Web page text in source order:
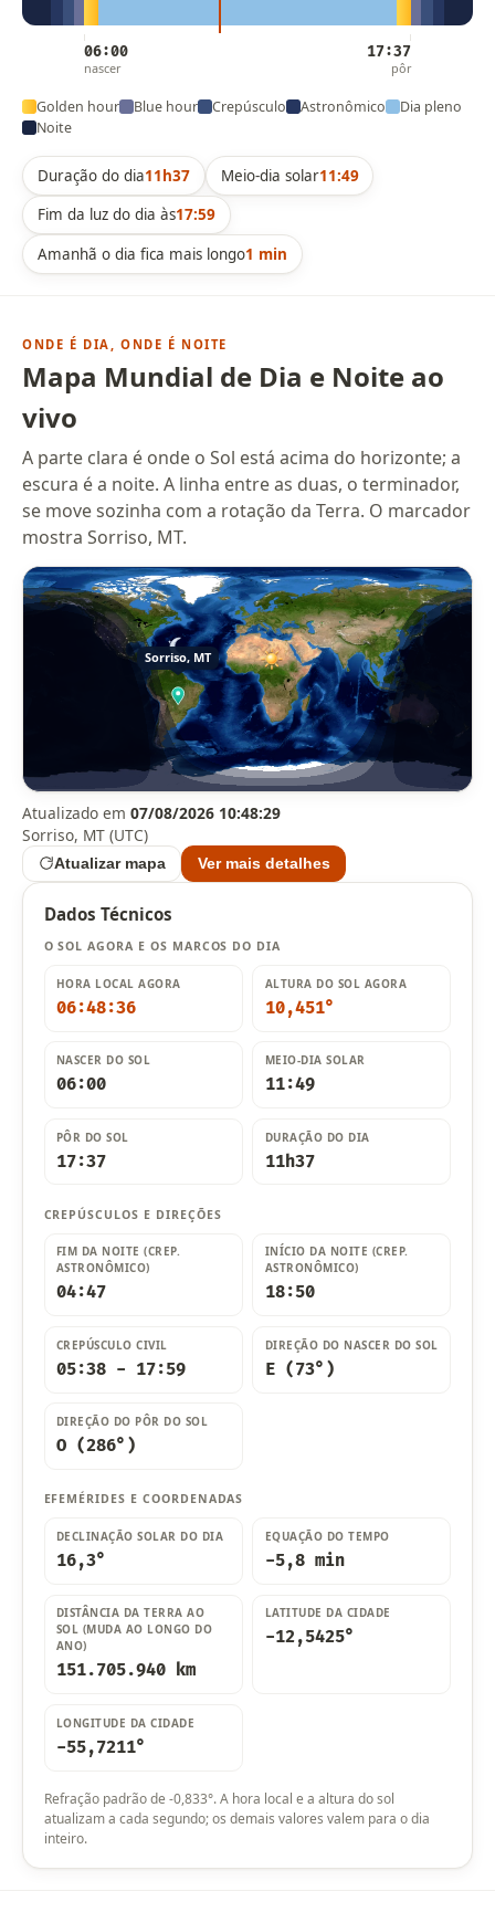
06:00
nascer
17:37
pôr
Golden hour Blue hour Crepúsculo Astronômico
Dia pleno
Noite
Duração do dia11h37 Meio-dia solar11:49
Fim da luz do dia às17:59
Amanhã o dia fica mais longo1 min
ONDE É DIA, ONDE É NOITE
Mapa Mundial de Dia e Noite ao
vivo
A parte clara é onde o Sol está acima do horizonte; a
escura é a noite. A linha entre as duas, o terminador,
se move sozinha com a rotação da Terra. O marcador
mostra Sorriso, MT.
Atualizado em07/08/2026 10:48:29
Sorriso, MT (UTC)
Atualizar mapa Ver mais detalhes
Dados Técnicos
O SOL AGORA E OS MARCOS DO DIA
HORA LOCAL AGORA
06:48:37
ALTURA DO SOL AGORA
10,455°
NASCER DO SOL
06:00
MEIO-DIA SOLAR
11:49
PÔR DO SOL
17:37
DURAÇÃO DO DIA
11h37
CREPÚSCULOS E DIREÇÕES
FIM DA NOITE (CREP.
ASTRONÔMICO)
04:47
INÍCIO DA NOITE (CREP.
ASTRONÔMICO)
18:50
CREPÚSCULO CIVIL
05:38 - 17:59
DIREÇÃO DO NASCER DO SOL
E (73°)
DIREÇÃO DO PÔR DO SOL
O (286°)
EFEMÉRIDES E COORDENADAS
DECLINAÇÃO SOLAR DO DIA
16,3°
EQUAÇÃO DO TEMPO
-5,8 min
DISTÂNCIA DA TERRA AO
SOL (MUDA AO LONGO DO
ANO)
151.705.940 km
LATITUDE DA CIDADE
-12,5425°
LONGITUDE DA CIDADE
-55,7211°
Refração padrão de -0,833°. A hora local e a altura do sol
atualizam a cada segundo; os demais valores valem para o dia
inteiro.